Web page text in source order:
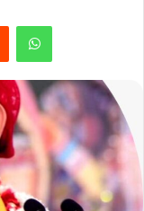
Reddit WhatsApp